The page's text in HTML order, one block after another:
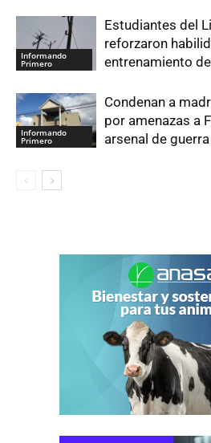
Informando
Primero
Estudiantes del
reforzaron
entrenamiento
Informando
Primero
Condenan a
por amenazas a
arsenal de guerra